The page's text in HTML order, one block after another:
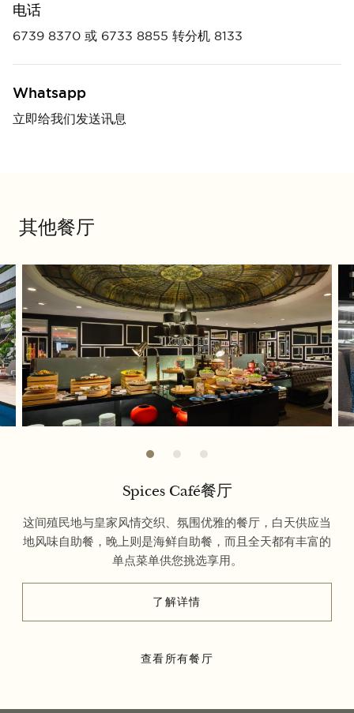
电话
6739 8370 或 6733 8855 转分机 8133
Whatsapp
立即给我们发送讯息
其他餐厅
Spices Café餐厅
这间殖民地与皇家风情交织、氛围优雅的餐厅，白天供应当
地风味自助餐，晚上则是海鲜自助餐，而且全天都有丰富的
单点菜单供您挑选享用。
了解详情
查看所有餐厅